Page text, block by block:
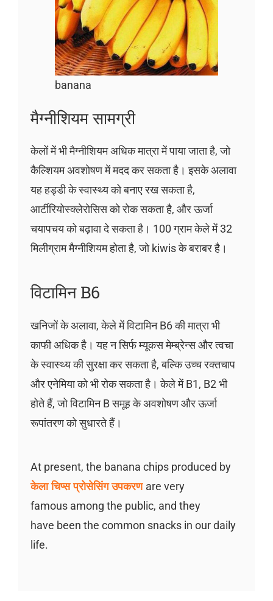
banana
मैग्नीशियम सामग्री
केलों में भी मैग्नीशियम अधिक मात्रा में पाया जाता है, जो
कैल्शियम अवशोषण में मदद कर सकता है। इसके अलावा
यह हड्डी के स्वास्थ्य को बनाए रख सकता है,
आर्टीरियोस्क्लेरोसिस को रोक सकता है, और ऊर्जा
चयापचय को बढ़ावा दे सकता है। 100 ग्राम केले में 32
मिलीग्राम मैग्नीशियम होता है, जो kiwis के बराबर है।
विटामिन B6
खनिजों के अलावा, केले में विटामिन B6 की मात्रा भी
काफी अधिक है। यह न सिर्फ म्यूकस मेम्ब्रेन्स और त्वचा
के स्वास्थ्य की सुरक्षा कर सकता है, बल्कि उच्च रक्तचाप
और एनेमिया को भी रोक सकता है। केले में B1, B2 भी
होते हैं, जो विटामिन B समूह के अवशोषण और ऊर्जा
रूपांतरण को सुधारते हैं।
At present, the banana chips produced by
केला चिप्स प्रोसेसिंग उपकरण are very
famous among the public, and they
have been the common snacks in our daily
life.